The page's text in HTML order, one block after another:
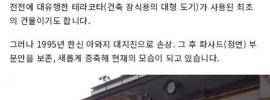
전전에 대유행한 테라코타(건축 장식용의 대형 도기)가 사용된 최초
의 건물이기도 합니다.
그러나 1995년 한신 아와지 대지진으로 손상. 그 후 파사드(정면) 부
분만을 보존, 새롭게 증축해 현재의 모습이 되고 있습니다.